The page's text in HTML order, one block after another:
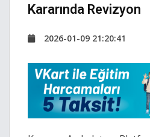
Kararında Revizyon
2026-01-09 21:20:41